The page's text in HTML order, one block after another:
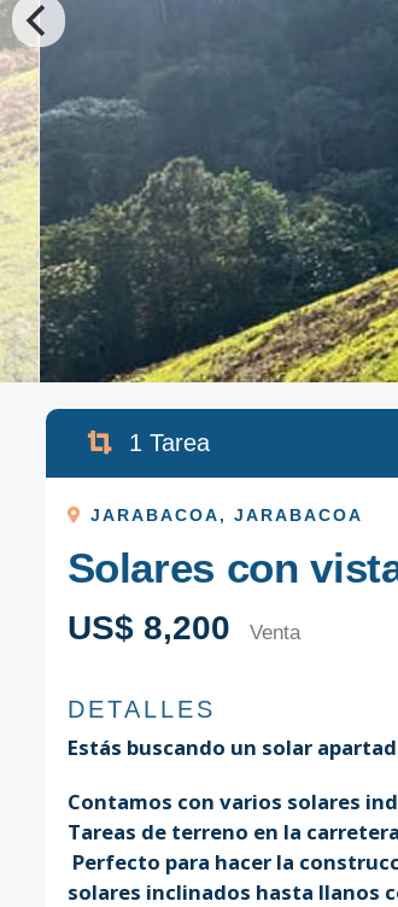
1 Tarea
JARABACOA, JARABACOA
Solares con
US$ 8,200 Venta
DETALLES
Estás buscando un solar
Contamos con varios solares
Tareas de terreno en la
Perfecto para hacer la
solares inclinados hasta llanos